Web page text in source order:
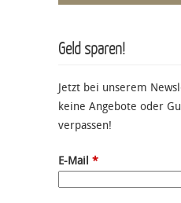
Geld sparen!
Jetzt bei unserem
keine Angebote oder
verpassen!
E-Mail *